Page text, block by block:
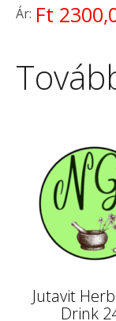
Ár: Ft
Jutavit
Drink